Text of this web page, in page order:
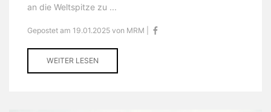
an die Weltspitze zu ...
Gepostet am 19.01.2025 von MRM |
WEITER LESEN